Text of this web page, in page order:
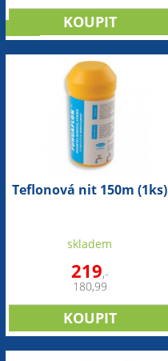
Teflonová nit 150m (1ks)
skladem
219,-
180,99